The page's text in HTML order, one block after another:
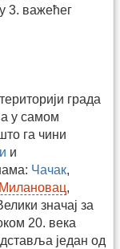
3. важећег
града
а у самом
га чини
и
Чачак,
,
значај за
20. века
један од